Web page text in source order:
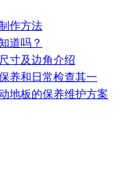
作方法
道吗？
寸及边角介绍
养和日常检查其一
地板的保养维护方案